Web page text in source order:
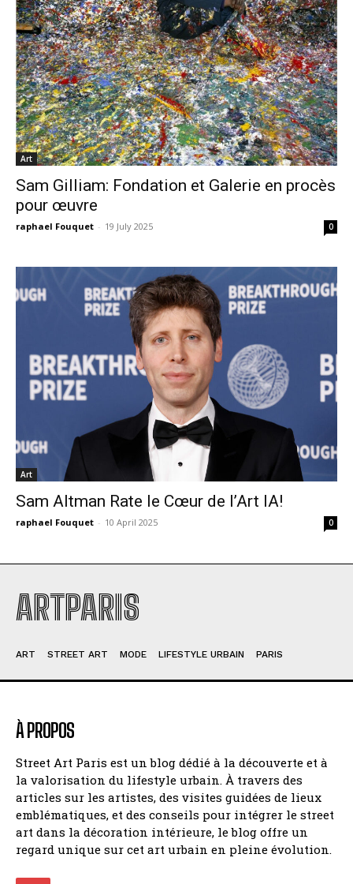
Art
Sam Gilliam: Fondation et Galerie en procès
pour œuvre
raphael Fouquet - 19 July 2025 0
Art
Sam Altman Rate le Cœur de l’Art IA!
raphael Fouquet - 10 April 2025 0
ARTPARIS
ART STREET ART MODE LIFESTYLE URBAIN PARIS
À PROPOS
Street Art Paris est un blog dédié à la découverte et à
la valorisation du lifestyle urbain. À travers des
articles sur les artistes, des visites guidées de lieux
emblématiques, et des conseils pour intégrer le street
art dans la décoration intérieure, le blog offre un
regard unique sur cet art urbain en pleine évolution.